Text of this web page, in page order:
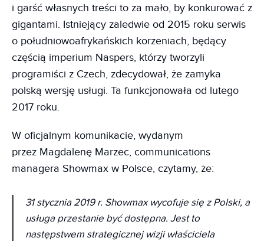
i garść własnych treści to za mało, by konkurować z
gigantami. Istniejący zaledwie od 2015 roku serwis
o południowoafrykańskich korzeniach, będący
częścią imperium Naspers, którzy tworzyli
programiści z Czech, zdecydował, że zamyka
polską wersję usługi. Ta funkcjonowała od lutego
2017 roku.
W oficjalnym komunikacie, wydanym
przez Magdalenę Marzec, communications
managera Showmax w Polsce, czytamy, że:
31 stycznia 2019 r. Showmax wycofuje się z Polski, a
usługa przestanie być dostępna. Jest to
następstwem strategicznej wizji właściciela